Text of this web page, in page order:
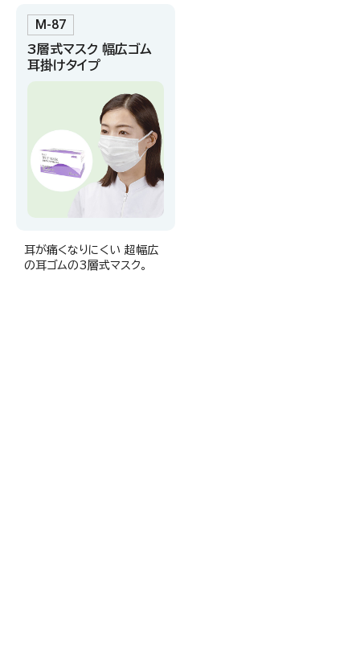
M-87
3層式マスク 幅広ゴム
耳掛けタイプ
耳が痛くなりにくい 超幅広
の耳ゴムの3層式マスク。